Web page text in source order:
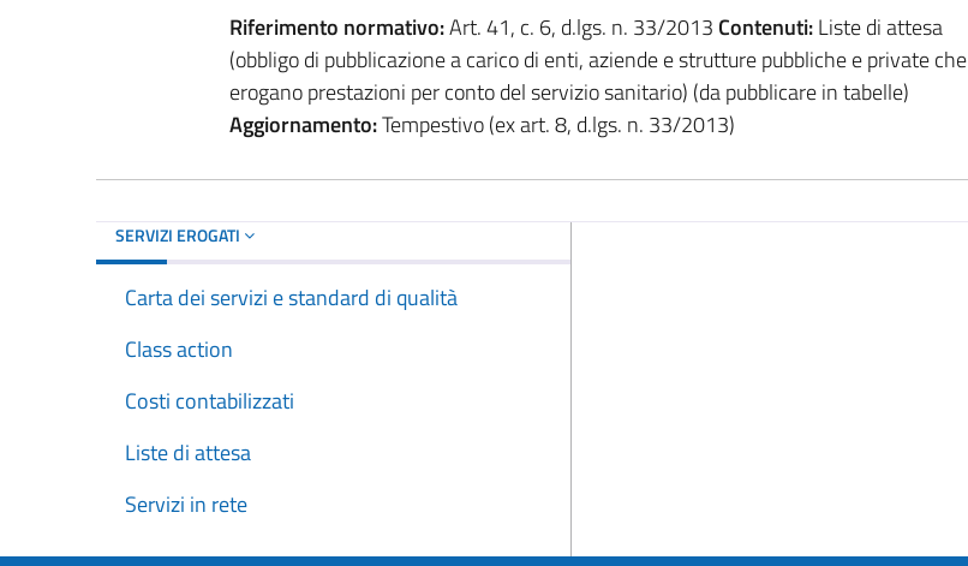
Riferimento normativo:Art. 41, c. 6, d.lgs. n. 33/2013 Contenuti:Liste di attesa
(obbligo di pubblicazione a carico di enti, aziende e strutture pubbliche e private che
erogano prestazioni per conto del servizio sanitario) (da pubblicare in tabelle)
Aggiornamento:Tempestivo (ex art. 8, d.lgs. n. 33/2013)
SERVIZI EROGATI
Carta dei servizi e standard di qualità
Class action
Costi contabilizzati
Liste di attesa
Servizi in rete